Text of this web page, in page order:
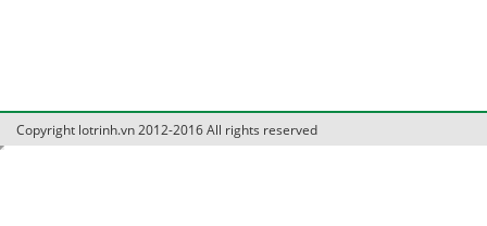
Copyright lotrinh.vn 2012-2016 All rights reserved